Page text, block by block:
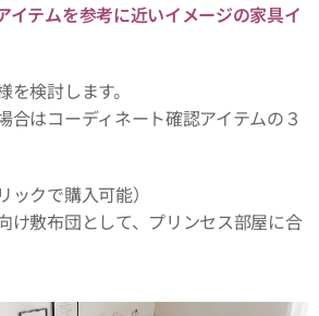
イテムを参考に近いイメージの家具イ
検討します。
合はコーディネート確認アイテムの３
ックで購入可能）
け敷布団として、プリンセス部屋に合